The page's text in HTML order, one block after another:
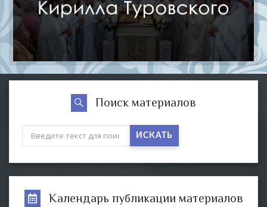
Поиск материалов
ИСКАТЬ
Календарь публикации материалов